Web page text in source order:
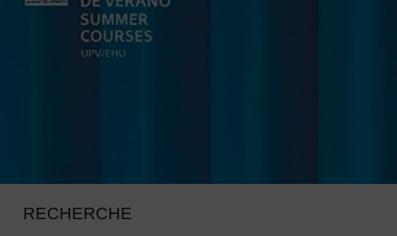
RECHERCHE